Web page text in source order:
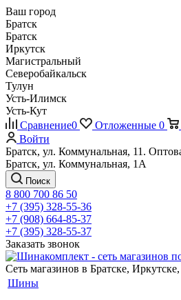
Ваш город
Братск
Братск
Иркутск
Магистральный
Северобайкальск
Тулун
Усть-Илимск
Усть-Кут
Сравнение0 Отложенные 0
Войти
Братск, ул. Коммунальная, 11.
Братск, ул. Коммунальная, 1А
Поиск
8 800 700 86 50
+7 (395) 328-55-36
+7 (908) 664-85-37
+7 (395) 328-55-37
Заказать звонок
Сеть магазинов в Братске,
Шины